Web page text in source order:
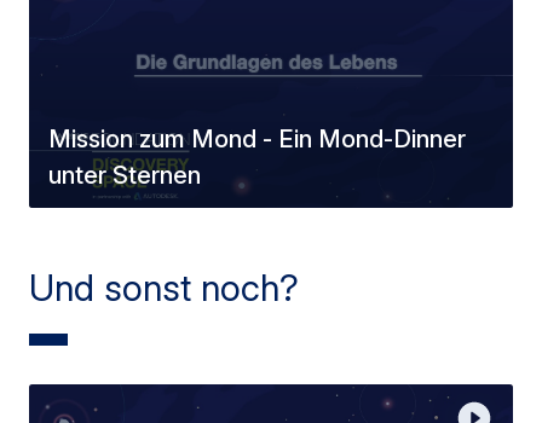
Mission zum Mond - Ein Mond-Dinner
unter Sternen
Und sonst noch?